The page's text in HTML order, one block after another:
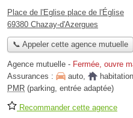
Place de l'Eglise place de l'Église
69380 Chazay-d'Azergues
📞 Appeler cette agence mutuelle
Agence mutuelle - Fermée, ouvre
Assurances :
auto, habitation
PMR (parking, entrée adaptée)
Recommander cette agence